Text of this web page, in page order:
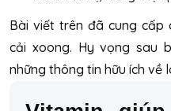
Bài viết trên đã cung cấp
cải xoong. Hy vọng sau
những thông tin hữu ích về